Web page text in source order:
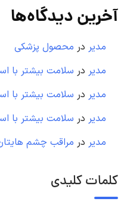
آخرین دیدگاه‌ها
مدیر در محصول پزشکی
مدیر در سلامت بیشتر با
مدیر در سلامت بیشتر با
مدیر در سلامت بیشتر با
مدیر در مراقب چشم
کلمات کلیدی